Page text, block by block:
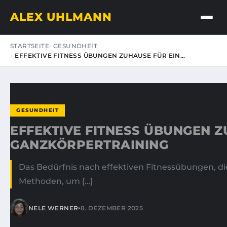
ALEX UHLMANN
STARTSEITE GESUNDHEIT
EFFEKTIVE FITNESS ÜBUNGEN ZUHAUSE FÜR EIN…
GESUNDHEIT
EFFEKTIVE FITNESS ÜBUNGEN
GANZKÖRPERTRAINING
Das Bedürfnis nach effektiven Fitnessübungen,
Methoden, um […]
NELE WERNER•8. DEZEMBER 2025